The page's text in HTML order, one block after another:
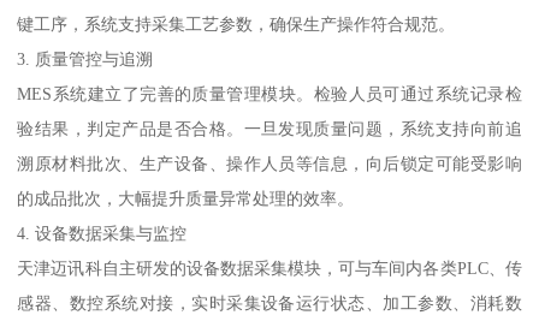
键工序，系统支持采集工艺参数，确保生产操作符合规范。
3. 质量管控与追溯
MES系统建立了完善的质量管理模块。检验人员可通过系统记录检
验结果，判定产品是否合格。一旦发现质量问题，系统支持向前追
溯原材料批次、生产设备、操作人员等信息，向后锁定可能受影响
的成品批次，大幅提升质量异常处理的效率。
4. 设备数据采集与监控
天津迈讯科自主研发的设备数据采集模块，可与车间内各类PLC、传
感器、数控系统对接，实时采集设备运行状态、加工参数、消耗数